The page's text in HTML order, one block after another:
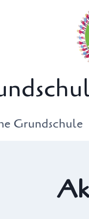
Grundschule